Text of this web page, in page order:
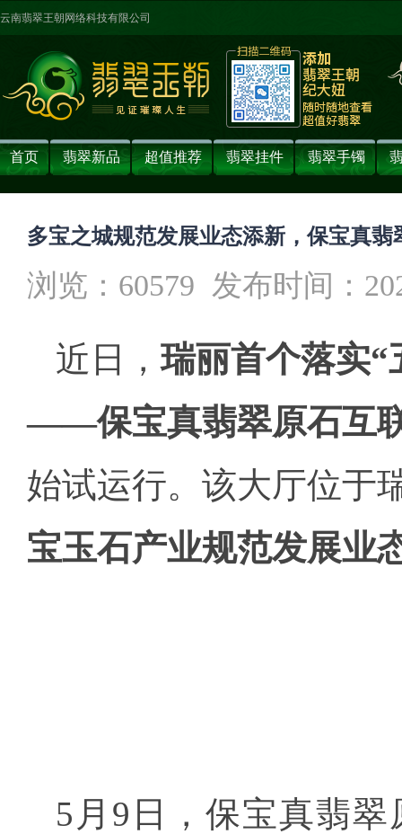
云南翡翠王朝网络科技有限公司
首页 翡翠新品 超值推荐 翡翠挂件 翡翠手镯
多宝之城规范发展业态添新，保宝真
浏览：60579 发布时间：
近日，瑞丽首个落实“
——保宝真翡翠原石互
始试运行。该大厅位于
宝玉石产业规范发展业
5月9日，保宝真翡